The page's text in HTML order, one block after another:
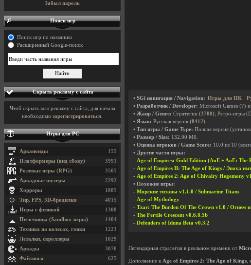
• SGi навигация / Navigation: Игры для ПК
• Разработчик / Developer: Microsoft Games (7)
• Жанр / Genre: Стратегии (3780); Ретро-игры
• Язык: Русская версия (8412)
• Тип игры / Game Type: Полная версия
• Размер / Size: 132.00 Мб.
• Оценка игроков / Game Score: 10.0 из 10
• Другие части игры:
- Age of Empires: Gold Edition (AoE + AoE: The
- Age of Empires II: The Age of Kings / Эпоха
- Age of Empires 2: Age of Chivalry Hegemony
• Похожие игры:
- Морские титаны v1.1.0 / Submarine Titans
- Age of Mythology
- Tzar: The Burden Of The Crown v1.0 / Огнем
- The Fertile Crescent v0.6.8.5b
- Defenders of Iduna Beta v0.3.2
Легендарная стратегия в реальном времени от
Дополнение к Age of Empires 2: The Age of Kings
Забыл пароль
Поиск игр
Поиск игр по названию
Расширенный Google-поиск
Скрыть рекламу с сайта
Чтоб скрыть всю рекламу с сайта, для начала
необходимо зарегистрироваться
Игры для PC
155
Арканоиды
3991
Платформеры (вид сбоку)
3505
Ролевые игры (RPG)
2292
Аркадные шутеры
1885
Хорроры
4015
Тир, FPS, 3D-бродилки
1308
Игры с физикой
1404
Песочницы (Sandbox-игры)
1223
Техника на колесах, гонки
1029
Леталки, скроллеры
3070
Аркады
625
Файтинги